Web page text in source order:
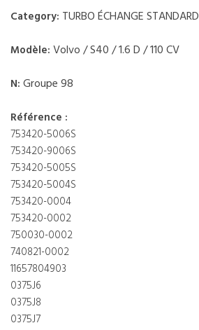
Category: TURBO ÉCHANGE STANDARD
Modèle: Volvo / S40 / 1.6 D / 110 CV
N: Groupe 98
Référence :
753420-5006S
753420-9006S
753420-5005S
753420-5004S
753420-0004
753420-0002
750030-0002
740821-0002
11657804903
0375J6
0375J8
0375J7